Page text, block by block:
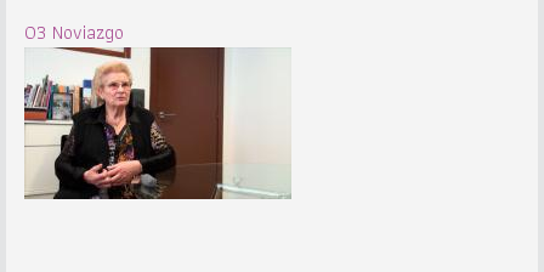
03 Noviazgo